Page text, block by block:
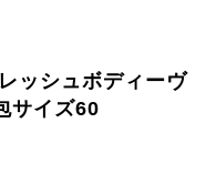
ッシュボディーヴ
サイズ60